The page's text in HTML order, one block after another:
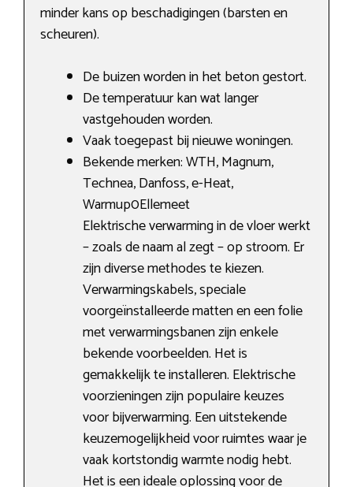
minder kans op beschadigingen (barsten en
scheuren).
De buizen worden in het beton gestort.
De temperatuur kan wat langer
vastgehouden worden.
Vaak toegepast bij nieuwe woningen.
Bekende merken: WTH, Magnum,
Technea, Danfoss, e-Heat,
Warmup0Ellemeet
Elektrische verwarming in de vloer werkt
– zoals de naam al zegt – op stroom. Er
zijn diverse methodes te kiezen.
Verwarmingskabels, speciale
voorgeïnstalleerde matten en een folie
met verwarmingsbanen zijn enkele
bekende voorbeelden. Het is
gemakkelijk te installeren. Elektrische
voorzieningen zijn populaire keuzes
voor bijverwarming. Een uitstekende
keuzemogelijkheid voor ruimtes waar je
vaak kortstondig warmte nodig hebt.
Het is een ideale oplossing voor de